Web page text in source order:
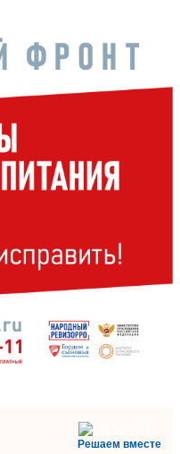
Решаем вместе